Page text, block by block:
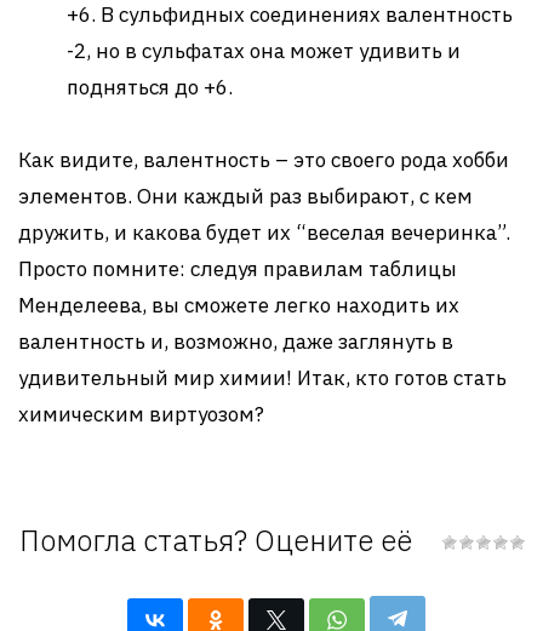
+6. В сульфидных соединениях валентность
-2, но в сульфатах она может удивить и
подняться до +6.
Как видите, валентность – это своего рода хобби
элементов. Они каждый раз выбирают, с кем
дружить, и какова будет их “веселая вечеринка”.
Просто помните: следуя правилам таблицы
Менделеева, вы сможете легко находить их
валентность и, возможно, даже заглянуть в
удивительный мир химии! Итак, кто готов стать
химическим виртуозом?
Помогла статья? Оцените её